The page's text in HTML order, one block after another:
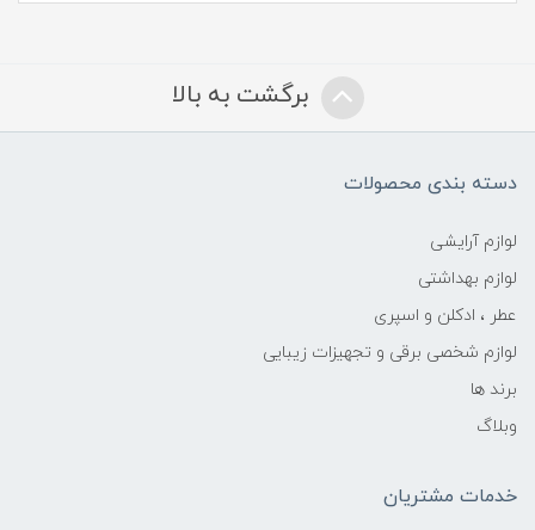
برگشت به بالا
دسته بندی محصولات
لوازم آرایشی
لوازم بهداشتی
عطر ، ادکلن و اسپری
لوازم شخصی برقی و تجهیزات زیبایی
برند ها
وبلاگ
خدمات مشتریان